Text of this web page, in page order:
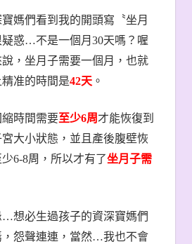
媽們看到我的開頭寫〝坐月
惑…不是一個月 30天嗎？喔
，坐月子需要一個月，也就
准的時間是42天。
時間需要至少6周才能恢復到
大小狀態，並且產後腹壁恢
6-8周，所以才有了坐月子需
…想必生過孩子的資深寶媽們
怨聲連連，當然…我也不會